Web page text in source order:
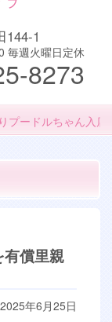
144-1
毎週火曜日定休
8273
ードルちゃん入店
償里親
2025年6月25日